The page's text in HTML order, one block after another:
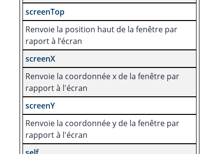
screenTop
Renvoie la position haut de la fenêtre par
raport à l’écran
screenX
Renvoie la coordonnée x de la fenêtre par
rapport à l'écran
screenY
Renvoie la coordonnée y de la fenêtre par
rapport à l'écran